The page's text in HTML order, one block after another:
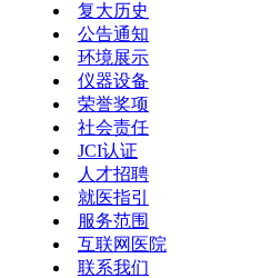
复大历史
公告通知
环境展示
仪器设备
荣誉奖项
社会责任
JCI认证
人才招聘
就医指引
服务范围
互联网医院
联系我们